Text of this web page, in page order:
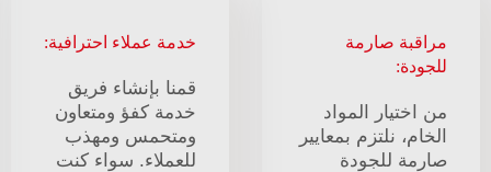
مراقبة صارمة
للجودة:
من اختيار المواد
الخام، نلتزم بمعايير
صارمة للجودة
خدمة عملاء احترافية:
قمنا بإنشاء فريق
خدمة كفؤ ومتعاون
ومتحمس ومهذب
للعملاء. سواء كنت